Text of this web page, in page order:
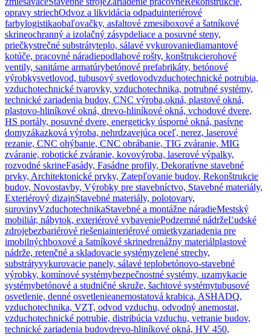
opravy striechOdvoz a likvidácia odpaduinteriérové
farbylogistikaobaľovačky, asfaltové zmesiboxové a šatníkové
skrineochranný a izolačný zásypdeliace a posuvné steny,
priečkystrečné substrátyteplo, sálavé vykurovaniediamantové
kotúče, pracovné náradiepodlahové rošty, konštrukcierohové
ventily, sanitárne armatúrybetónové prefabrikáty, betónové
výrobkysvetlovod, tubusový svetlovodvzduchotechnické potrubia,
vzduchotechnické tvarovky, vzduchotechnika, potrubné systémy,
technické zariadenia budov, CNC výroba,okná, plastové okná,
plastovo-hliníkové okná, drevo-hliníkové okná, vchodové dvere,
HS portály, posuvné dvere, energeticky úsporné okná, pasívne
domyzákazková výroba, nehrdzavejúca oceľ, nerez, laserové
rezanie, CNC ohýbanie, CNC obrábanie, TIG zváranie, MIG
zváranie, robotické zváranie, kovovýroba, laserové výpalky,
rozvodné skrineFasády, Fasádne profily, Dekoratívne stavebné
prvky, Architektonické prvky, Zatepľovanie budov, Rekonštrukcie
budov, Novostavby, Výrobky pre stavebníctvo, Stavebné materiály,
Exteriérový dizajnStavebné materiály, polotovary,
surovinyVzduchotechnikaStavebné a montážne náradieMestský
mobiliár, nábytok, exteriérové vybaveniePodzemné nádržeĽudské
zdrojebezbariérové riešeniainteriérové omietkyzariadenia pre
imobilnýchboxové a šatníkové skrinedrenážny materiálplastové
nádrže, retenčné a skladovacie systémyzelené strechy,
substrátyvykurovacie panely, sálavé teplobetónovo-stavebné
výrobky, komínové systémybezpečnostné systémy, uzamykacie
systémybetónové a studničné skruže, šachtové systémytubusové
osvetlenie, denné osvetlenieanemostatová krabica, ASHADQ,
vzduchotechnika, VZT, odvod vzduchu, odvodný anemostat,
vzduchotechnické potrubie, distribúcia vzduchu, vetranie budov,
technické zariadenia budovdrevo-hliníkové okná, HV 450,